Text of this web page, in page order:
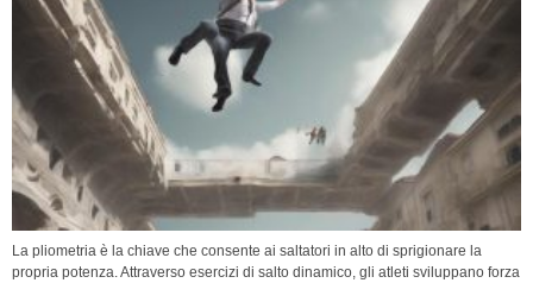
La pliometria è la chiave che consente ai saltatori in alto di sprigionare la
propria potenza. Attraverso esercizi di salto dinamico, gli atleti sviluppano forza